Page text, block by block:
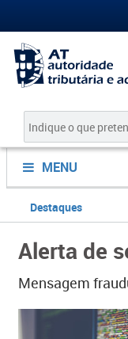
MENU
Destaques
Alerta de
Mensagem